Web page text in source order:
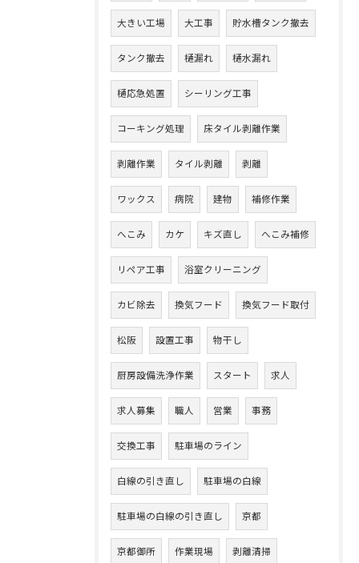
大きい工場 大工事 貯水槽タンク撤去
タンク撤去 樋漏れ 樋水漏れ
樋応急処置 シーリング工事
コーキング処理 床タイル剥離作業
剥離作業 タイル剥離 剥離
ワックス 病院 建物 補修作業
へこみ カケ キズ直し へこみ補修
リペア工事 浴室クリーニング
カビ除去 換気フード 換気フード取付
松阪 設置工事 物干し
厨房設備洗浄作業 スタート 求人
求人募集 職人 営業 事務
交換工事 駐車場のライン
白線の引き直し 駐車場の白線
駐車場の白線の引き直し 京都
京都御所 作業現場 剥離清掃